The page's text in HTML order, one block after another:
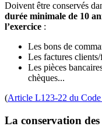
Doivent être conservés
durée minimale de 10
l’exercice :
Les bons de
Les factures
Les pièces
chèques...
(Article L123-22 du Code
La conservation des